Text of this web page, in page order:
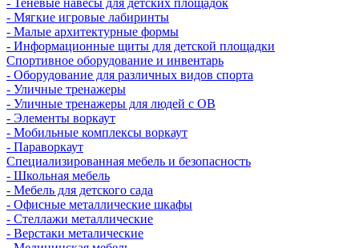
- Мягкие игровые лабиринты
- Малые архитектурные формы
- Информационные щиты для детской площадки
Спортивное оборудование и инвентарь
- Оборудование для различных видов спорта
- Уличные тренажеры
- Уличные тренажеры для людей с ОВ
- Элементы воркаут
- Мобильные комплексы воркаут
- Параворкаут
Cпециализированная мебель и безопасность
- Школьная мебель
- Мебель для детского сада
- Офисные металлические шкафы
- Стеллажи металлические
- Верстаки металические